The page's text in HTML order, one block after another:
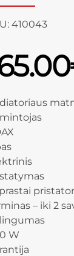
410043
– iki 2
W